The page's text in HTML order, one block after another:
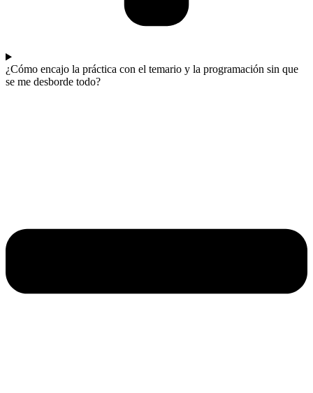
¿Cómo encajo la práctica con el temario y la programación sin que
se me desborde todo?